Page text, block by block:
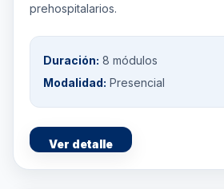
prehospitalarios.
Duración: 8 módulos
Modalidad: Presencial
Ver detalle